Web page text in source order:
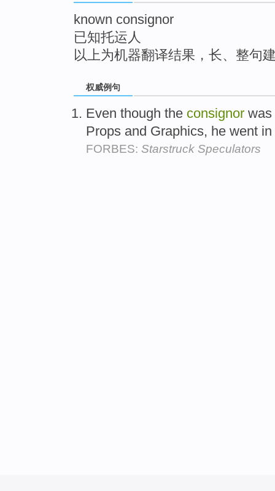
known consignor
已知托运人
以上为机器翻译结果，长、整句
权威例句
Even though the consignor was
Props and Graphics, he went
FORBES: Starstruck Speculators